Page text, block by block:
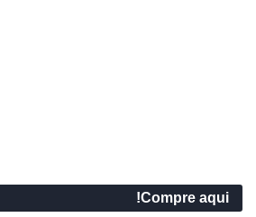
Compre aqui!